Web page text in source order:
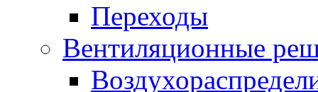
Переходы
Вентиляционные